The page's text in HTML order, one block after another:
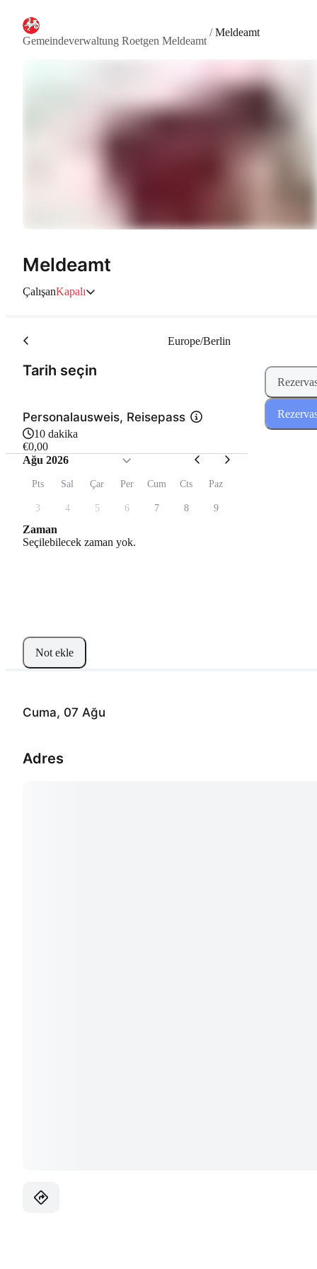
Gemeindeverwaltung Roetgen Meldeamt
/Meldeamt
Meldeamt
ÇalışanKapalı
Cuma, 07 Ağu
Adres
Tarih seçin
Europe/Berlin
Personalausweis, Reisepass
10 dakika
€0,00
Ağu 2026
Pts Sal Çar Per Cum Cts Paz
3 4 5 6 7 8 9
Zaman
Seçilebilecek zaman yok.
Not ekle